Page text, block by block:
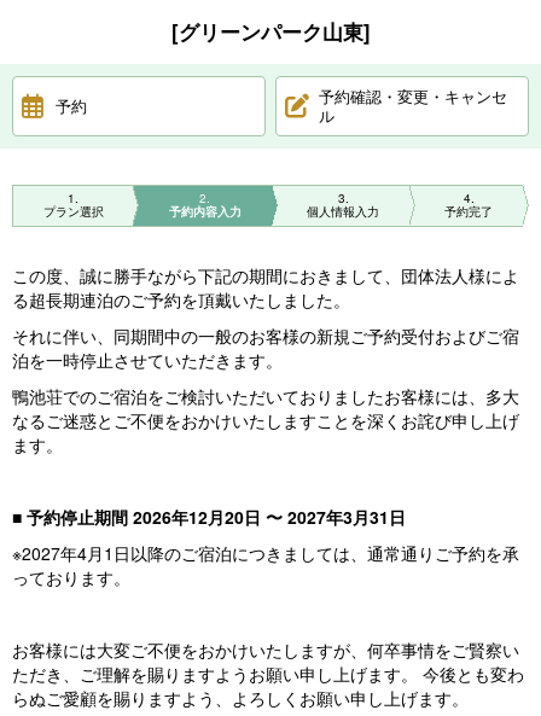
[グリーンパーク山東]
予約
予約確認・変更・キャンセ
ル
1
プラン選択
2
予約内容入力
3
個人情報入力
4
予約完了
この度、誠に勝手ながら下記の期間におきまして、団体法人様によ
る超長期連泊のご予約を頂戴いたしました。
それに伴い、同期間中の一般のお客様の新規ご予約受付およびご宿
泊を一時停止させていただきます。
鴨池荘でのご宿泊をご検討いただいておりましたお客様には、多大
なるご迷惑とご不便をおかけいたしますことを深くお詫び申し上げ
ます。
■ 予約停止期間 2026年12月20日 〜 2027年3月31日
※2027年4月1日以降のご宿泊につきましては、通常通りご予約を承
っております。
お客様には大変ご不便をおかけいたしますが、何卒事情をご賢察い
ただき、ご理解を賜りますようお願い申し上げます。 今後とも変わ
らぬご愛顧を賜りますよう、よろしくお願い申し上げます。